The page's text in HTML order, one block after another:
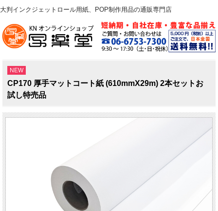
大判インクジェットロール用紙、POP制作用品の通販専門店
NEW
CP170 厚手マットコート紙 (610mmX29m) 2本セットお
試し特売品